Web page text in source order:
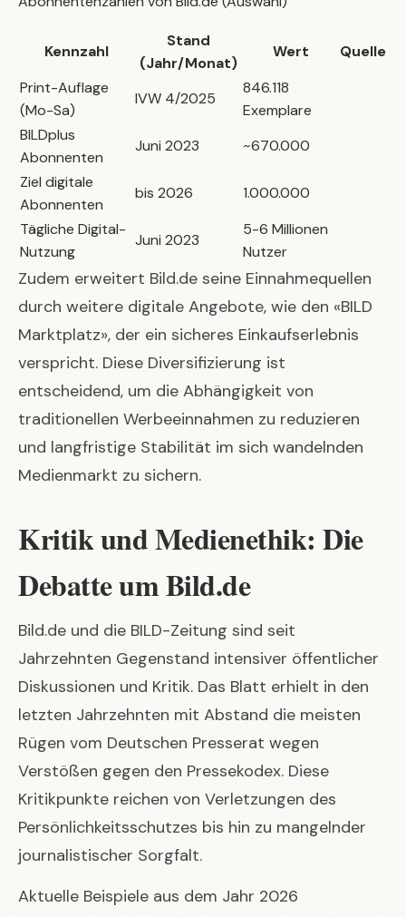
Kennzahl
Stand
(Jahr/Monat)
Wert
Quelle
Print-Auflage
(Mo-Sa)
IVW 4/2025
846.118
Exemplare
BILDplus
Abonnenten
Juni 2023
~670.000
Ziel digitale
Abonnenten
bis 2026
1.000.000
Tägliche Digital-
Nutzung
Juni 2023
5-6 Millionen
Nutzer
Zudem erweitert Bild.de seine Einnahmequellen
durch weitere digitale Angebote, wie den «BILD
Marktplatz», der ein sicheres Einkaufserlebnis
verspricht. Diese Diversifizierung ist
entscheidend, um die Abhängigkeit von
traditionellen Werbeeinnahmen zu reduzieren
und langfristige Stabilität im sich wandelnden
Medienmarkt zu sichern.
Kritik und Medienethik: Die
Debatte um Bild.de
Bild.de und die BILD-Zeitung sind seit
Jahrzehnten Gegenstand intensiver öffentlicher
Diskussionen und Kritik. Das Blatt erhielt in den
letzten Jahrzehnten mit Abstand die meisten
Rügen vom Deutschen Presserat wegen
Verstößen gegen den Pressekodex. Diese
Kritikpunkte reichen von Verletzungen des
Persönlichkeitsschutzes bis hin zu mangelnder
journalistischer Sorgfalt.
Aktuelle Beispiele aus dem Jahr 2026